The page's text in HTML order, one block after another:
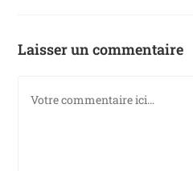
Laisser un commentaire